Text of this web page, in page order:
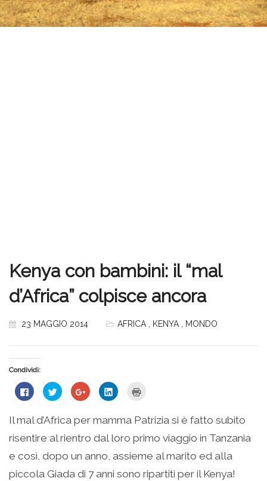
Kenya con bambini: il “mal
d’Africa” colpisce ancora
23 MAGGIO 2014 AFRICA KENYA MONDO
Condividi:
Fai
clic
su
Facebook
(Si
apre
una
nuova
finestra)
Fai
clic
condividere
su
Twitter
(Si
in
una
nuova
finestra)
Fai
clic
condividere
su
Google+
(Si
in
una
finestra)
Fai
clic
condividere
su
(Si
in
una
finestra)
stampare
(Si
apre
in
nuova
finestra)
Il mal d’Africa per mamma Patrizia si è fatto subito
risentire al rientro dal loro primo viaggio in Tanzania
e così, dopo un anno, assieme al marito ed alla
piccola Giada di 7 anni sono ripartiti per il Kenya!